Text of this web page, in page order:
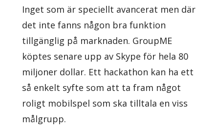
Inget som är speciellt avancerat men där
det inte fanns någon bra funktion
tillgänglig på marknaden. GroupME
köptes senare upp av Skype för hela 80
miljoner dollar. Ett hackathon kan ha ett
så enkelt syfte som att ta fram något
roligt mobilspel som ska tilltala en viss
målgrupp.